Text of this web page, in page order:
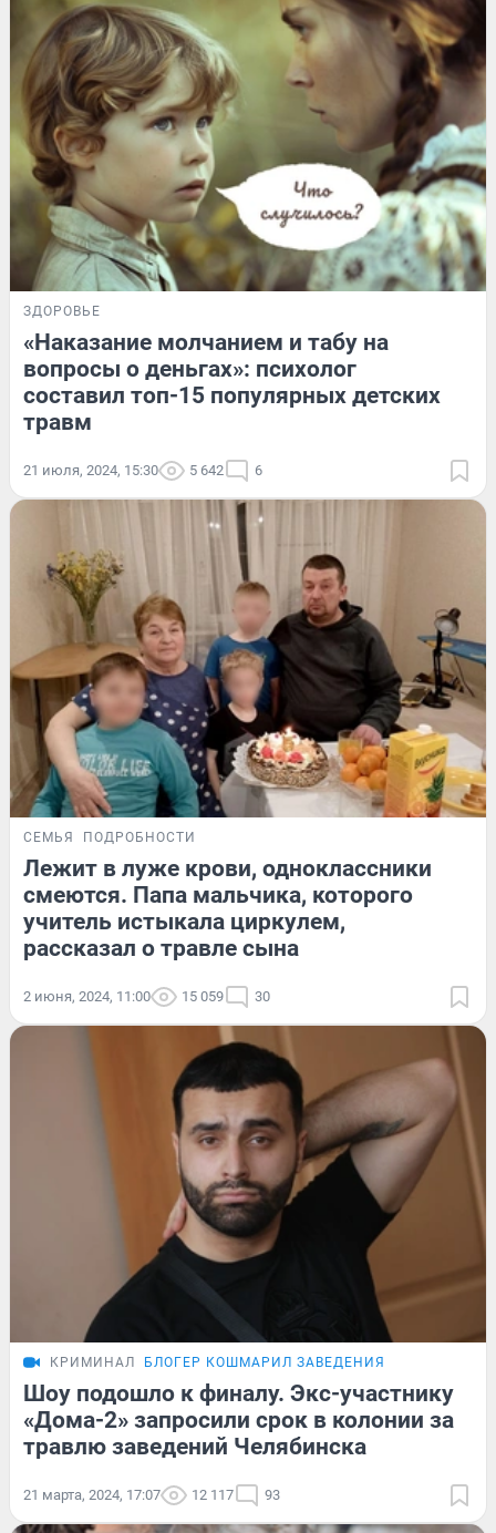
ЗДОРОВЬЕ
«Наказание молчанием и табу на
вопросы о деньгах»: психолог
составил топ-15 популярных детских
травм
21 июля, 2024, 15:30 5 642 6
СЕМЬЯ ПОДРОБНОСТИ
Лежит в луже крови, одноклассники
смеются. Папа мальчика, которого
учитель истыкала циркулем,
рассказал о травле сына
2 июня, 2024, 11:00 15 059 30
КРИМИНАЛ БЛОГЕР КОШМАРИЛ ЗАВЕДЕНИЯ
Шоу подошло к финалу. Экс-участнику
«Дома-2» запросили срок в колонии за
травлю заведений Челябинска
21 марта, 2024, 17:07 12 117 93